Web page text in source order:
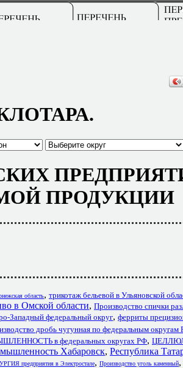
ПРОДУКЦИИ
область, трикотаж бельевой в Ульяновской
в Омской области, Производство спички
Западный федеральный округ, ферриты
дробь чугунная по федеральным округам
в федеральных округах РФ,
Хабаровск, Республика
предприятия в Электростале, Производство уголь каменный,